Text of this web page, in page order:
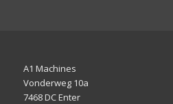
A1 Machines
Vonderweg 10a
7468 DC Enter